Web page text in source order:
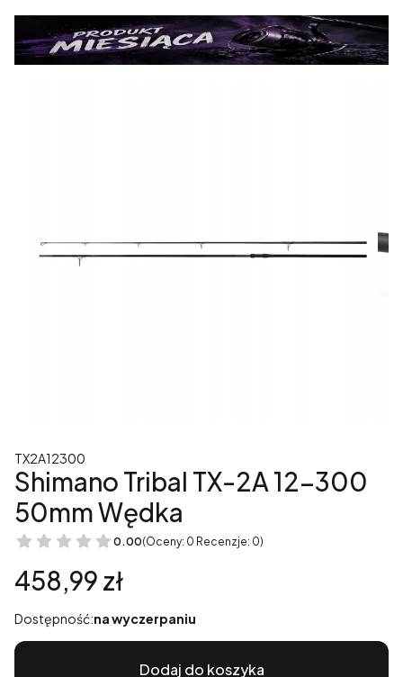
TX2A12300
Shimano Tribal TX-2A 12-300
50mm Wędka
0.00(Oceny: 0 Recenzje: 0)
Cena
458,99 zł
Dostępność:na wyczerpaniu
Dodaj do koszyka